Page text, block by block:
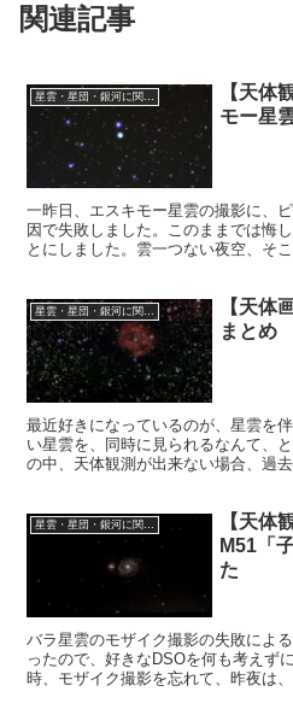
関連記事
【天体
モー星
一昨日、エスキモー星雲の撮影に、
因で失敗しました。このままでは悔
とにしました。雲一つない夜空、そ
【天体
まとめ
最近好きになっているのが、星雲を
い星雲を、同時に見られるなんて、
の中、天体観測が出来ない場合、過
星雲・星団・銀河に関する情報
【天体
M51「
た
バラ星雲のモザイク撮影の失敗によ
ったので、好きなDSOを何も考えず
時、モザイク撮影を忘れて、昨夜は